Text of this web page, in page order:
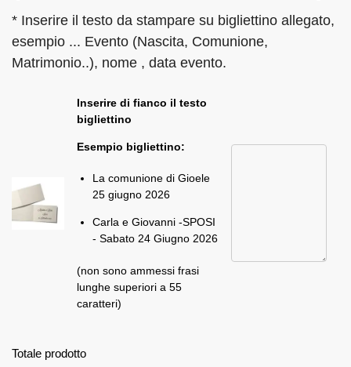
* Inserire il testo da stampare su bigliettino allegato,
esempio ... Evento (Nascita, Comunione,
Matrimonio..), nome , data evento.
Inserire di fianco il testo
bigliettino
Esempio bigliettino:
La comunione di Gioele
25 giugno 2026
Carla e Giovanni -SPOSI
- Sabato 24 Giugno 2026
(non sono ammessi frasi
lunghe superiori a 55
caratteri)
Totale prodotto